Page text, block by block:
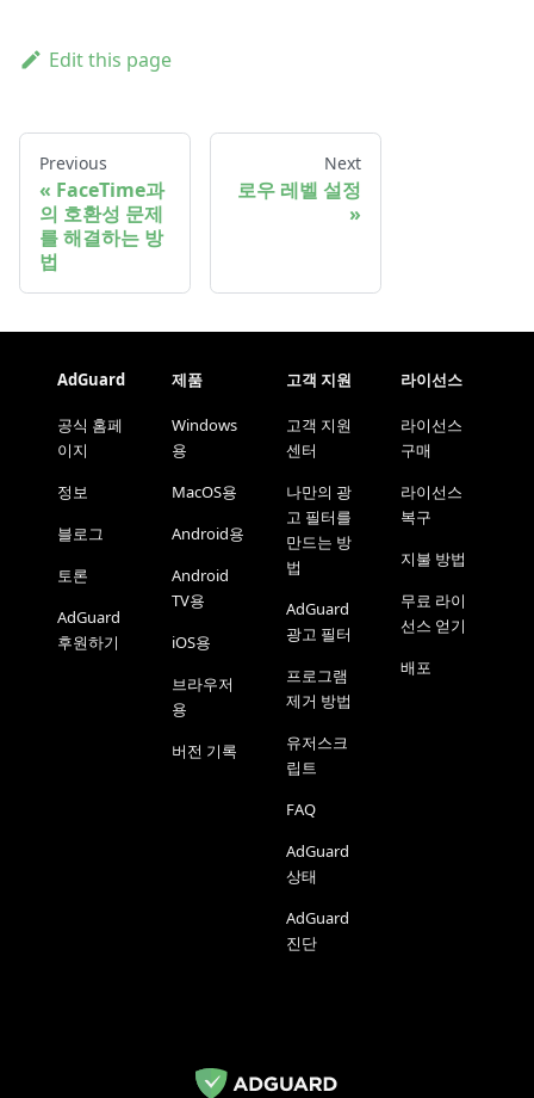
Edit this page
Previous
FaceTime과
의 호환성 문제
를 해결하는 방
법
Next
로우 레벨 설정
AdGuard
공식 홈페
이지
정보
블로그
토론
AdGuard
후원하기
제품
Windows
용
MacOS용
Android용
Android
TV용
iOS용
브라우저
용
버전 기록
고객 지원
고객 지원
센터
나만의 광
고 필터를
만드는 방
법
AdGuard
광고 필터
프로그램
제거 방법
유저스크
립트
FAQ
AdGuard
상태
AdGuard
진단
라이선스
라이선스
구매
라이선스
복구
지불 방법
무료 라이
선스 얻기
배포